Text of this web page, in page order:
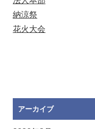
納涼祭
花火大会
アーカイブ